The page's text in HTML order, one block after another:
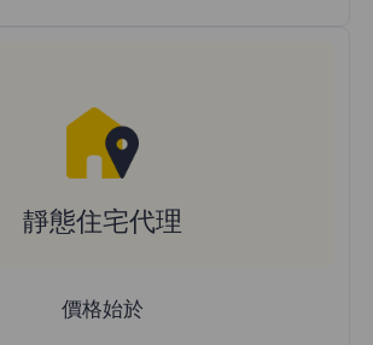
靜態住宅代理
價格始於